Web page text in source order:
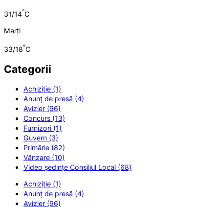
31/14°C
Marți
33/18°C
Categorii
Achiziție (1)
Anunț de presă (4)
Avizier (96)
Concurs (13)
Furnizori (1)
Guvern (3)
Primărie (82)
Vânzare (10)
Video ședințe Consiliul Local (68)
Achiziție (1)
Anunț de presă (4)
Avizier (96)